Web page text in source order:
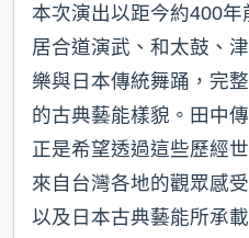
本次演出以距今約400
居合道演武、和太鼓、
樂與日本傳統舞踊，完
的古典藝能樣貌。田中
正是希望透過這些歷經
來自台灣各地的觀眾感
以及日本古典藝能所承